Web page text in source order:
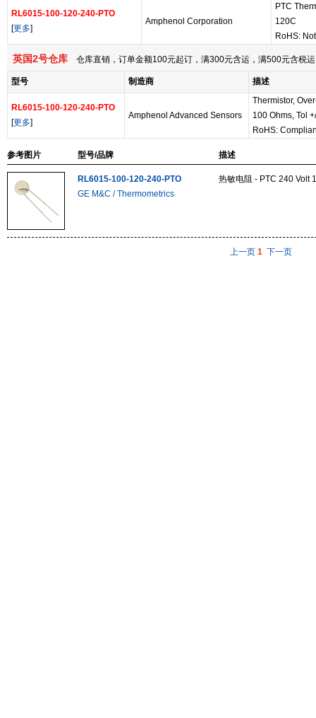
RL6015-100-120-240-PTO
[更多]
Amphenol Corporation
PTC
120C
RoHS:
英国2号仓库 仓库直销，订单金额100元起订，满300元含运，满500元含税
型号 制造商 描述
RL6015-100-120-240-PTO
[更多]
Amphenol Advanced Sensors
Thermistor,
100 Ohms, Tol
RoHS:
参考图片 型号/品牌 描述
RL6015-100-120-240-PTO
GE M&C / Thermometrics
热敏电阻 - PTC 240 Volt
上一页 1 下一页